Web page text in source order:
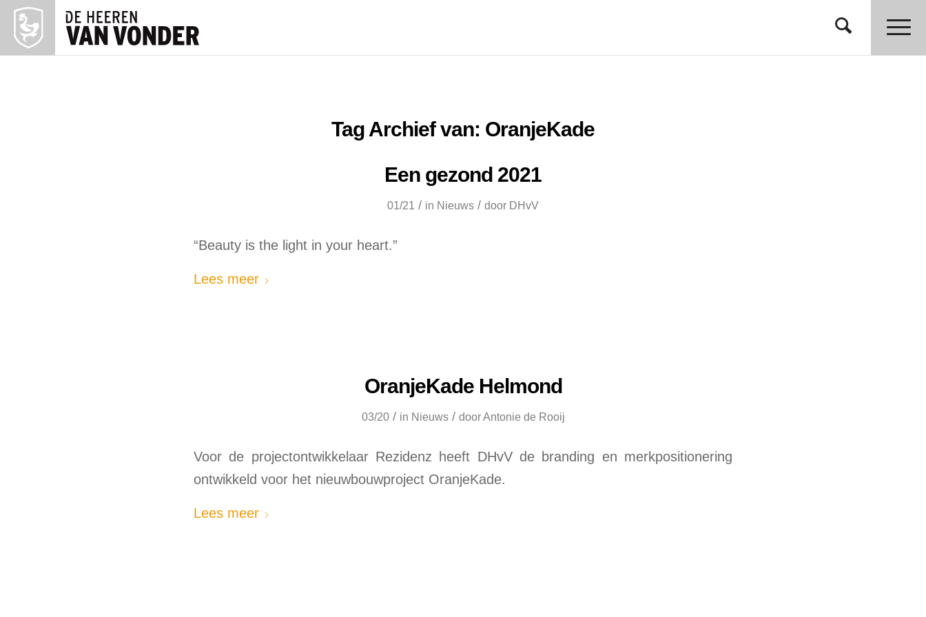
Tag Archief van: OranjeKade
Een gezond 2021
01/21 / in Nieuws / door DHvV
“Beauty is the light in your heart.”
Lees meer
OranjeKade Helmond
03/20 / in Nieuws / doorAntonie de Rooij
Voor de projectontwikkelaar Rezidenz heeft DHvV de branding en merkpositionering
ontwikkeld voor het nieuwbouwproject OranjeKade.
Lees meer